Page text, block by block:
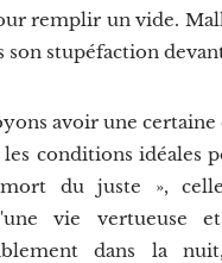
remplir un vide.
son stupéfaction
avoir une
conditions idéales
du juste »,
vie vertueuse
dans la